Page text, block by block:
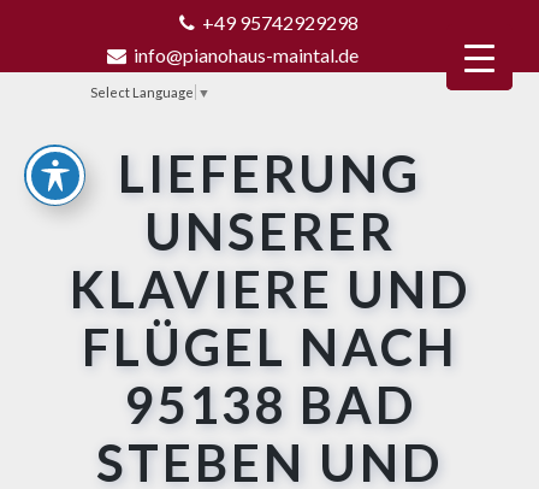
+49 95742929298
info@pianohaus-maintal.de
Select Language ▼
LIEFERUNG
UNSERER
KLAVIERE UND
FLÜGEL NACH
95138 BAD
STEBEN UND